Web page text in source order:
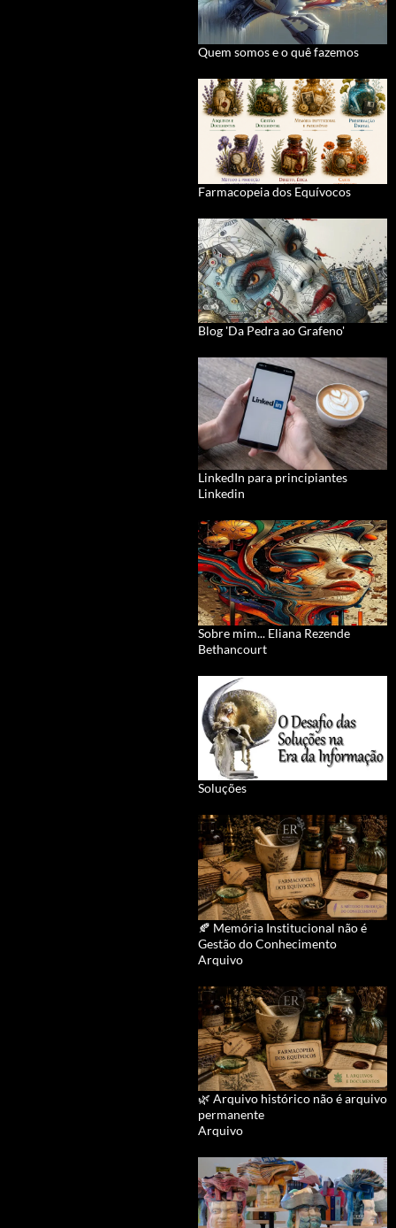
Quem somos e o quê fazemos
Farmacopeia dos Equívocos
Blog 'Da Pedra ao Grafeno'
LinkedIn para principiantes
Linkedin
Sobre mim... Eliana Rezende
Bethancourt
Soluções
🍂 Memória Institucional não é
Gestão do Conhecimento
Arquivo
🌿 Arquivo histórico não é arquivo
permanente
Arquivo